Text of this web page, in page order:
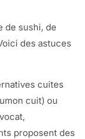
de sushi, de
des astuces
cuites
cuit) ou
proposent des